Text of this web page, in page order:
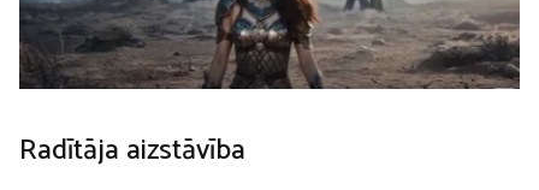
Radītāja aizstāvība